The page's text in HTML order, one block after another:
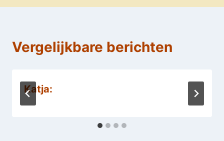
Vergelijkbare berichten
Katja: